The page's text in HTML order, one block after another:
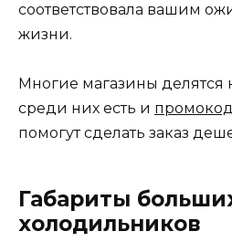
соответствовала вашим
жизни.
Многие магазины делятся
среди них есть и
помогут сделать заказ
Габариты
холодильников